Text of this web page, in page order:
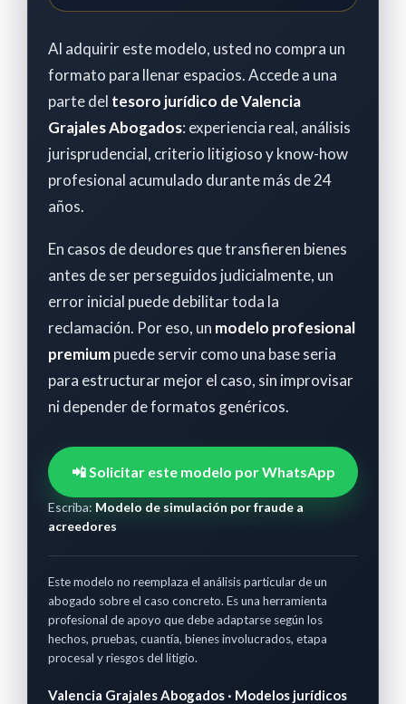
Al adquirir este modelo, usted no compra un
formato para llenar espacios. Accede a una
parte del tesoro jurídico de Valencia
Grajales Abogados: experiencia real, análisis
jurisprudencial, criterio litigioso y know-how
profesional acumulado durante más de 24
años.
En casos de deudores que transfieren bienes
antes de ser perseguidos judicialmente, un
error inicial puede debilitar toda la
reclamación. Por eso, un modelo profesional
premiumpuede servir como una base seria
para estructurar mejor el caso, sin improvisar
ni depender de formatos genéricos.
📲 Solicitar este modelo por WhatsApp
Escriba: Modelo de simulación por fraude a
acreedores
Este modelo no reemplaza el análisis particular de un
abogado sobre el caso concreto. Es una herramienta
profesional de apoyo que debe adaptarse según los
hechos, pruebas, cuantía, bienes involucrados, etapa
procesal y riesgos del litigio.
Valencia Grajales Abogados · Modelos jurídicos